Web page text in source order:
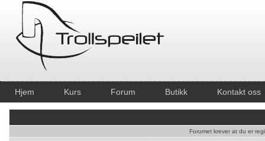
Hjem Kurs Forum Butikk Kontakt oss
Forumet krever at du er